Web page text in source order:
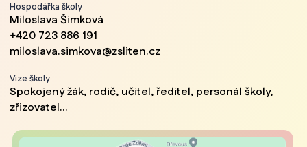
Hospodářka školy
Miloslava Šimková
+420 723 886 191
miloslava.simkova@zsliten.cz
Vize školy
Spokojený žák, rodič, učitel, ředitel, personál školy,
zřizovatel...